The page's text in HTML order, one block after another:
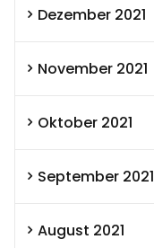
Dezember 2021
November 2021
Oktober 2021
September 2021
August 2021